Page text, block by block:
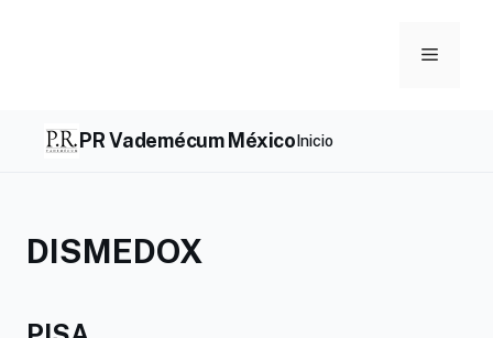
Menu
PR Vademécum MéxicoInicio
DISMEDOX